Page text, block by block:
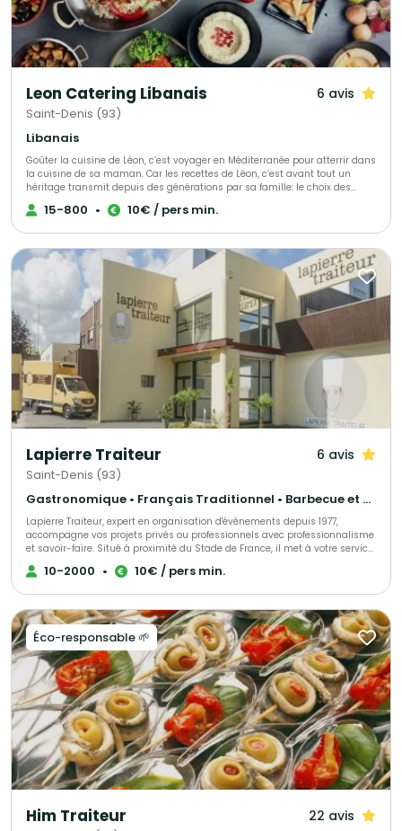
Leon Catering Libanais 6 avis
Saint-Denis (93)
Libanais
Goûter la cuisine de Léon, c’est voyager en Méditerranée pour atterrir dans
la cuisine de sa maman. Car les recettes de Léon, c‘est avant tout un
héritage transmit depuis des générations par sa famille: le choix des
ingrédients, la patience de laisser mijoter et surtout, la passion et l‘amour
du bien manger ! Ce que Leon propose, c‘est une cuisine familiale, des
15-800 • 10€ / pers min.
Lapierre Traiteur 6 avis
Saint-Denis (93)
Gastronomique • Français Traditionnel • Barbecue et grillades
Lapierre Traiteur, expert en organisation d'événements depuis 1977,
accompagne vos projets privés ou professionnels avec professionnalisme
et savoir-faire. Situé à proximité du Stade de France, il met à votre service
une cuisine traditionnelle et d'exception, élaborée à partir de produits frais
et locaux. Grâce à une équipe de collaborateurs expérimentés, Lapierre
sociales.
10-2000 • 10€ / pers min.
Éco-responsable 🌱
Him Traiteur 22 avis